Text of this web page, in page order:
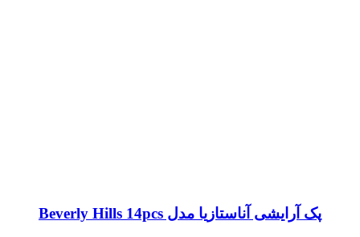
پک آرایشی آناستازیا مدل Beverly Hills 14pcs